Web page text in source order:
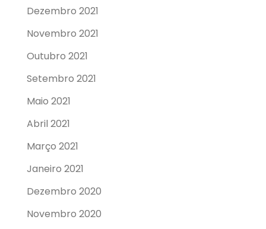
Dezembro 2021
Novembro 2021
Outubro 2021
Setembro 2021
Maio 2021
Abril 2021
Março 2021
Janeiro 2021
Dezembro 2020
Novembro 2020